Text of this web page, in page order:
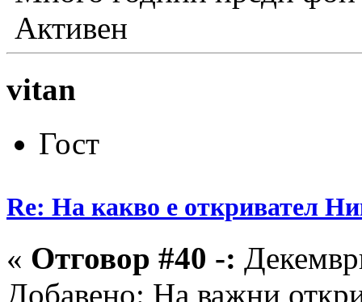
Активен
vitan
Гост
Re: На какво е откривател
« Отговор #40 -:
Добавено: На важни